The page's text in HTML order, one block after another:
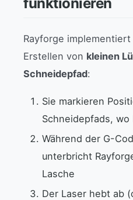
Rayforge
Erstellen von kleinen
Schneidepfad:
Sie markieren
Schneidepfads,
Während der G-
unterbricht
Lasche
Der Laser hebt ab